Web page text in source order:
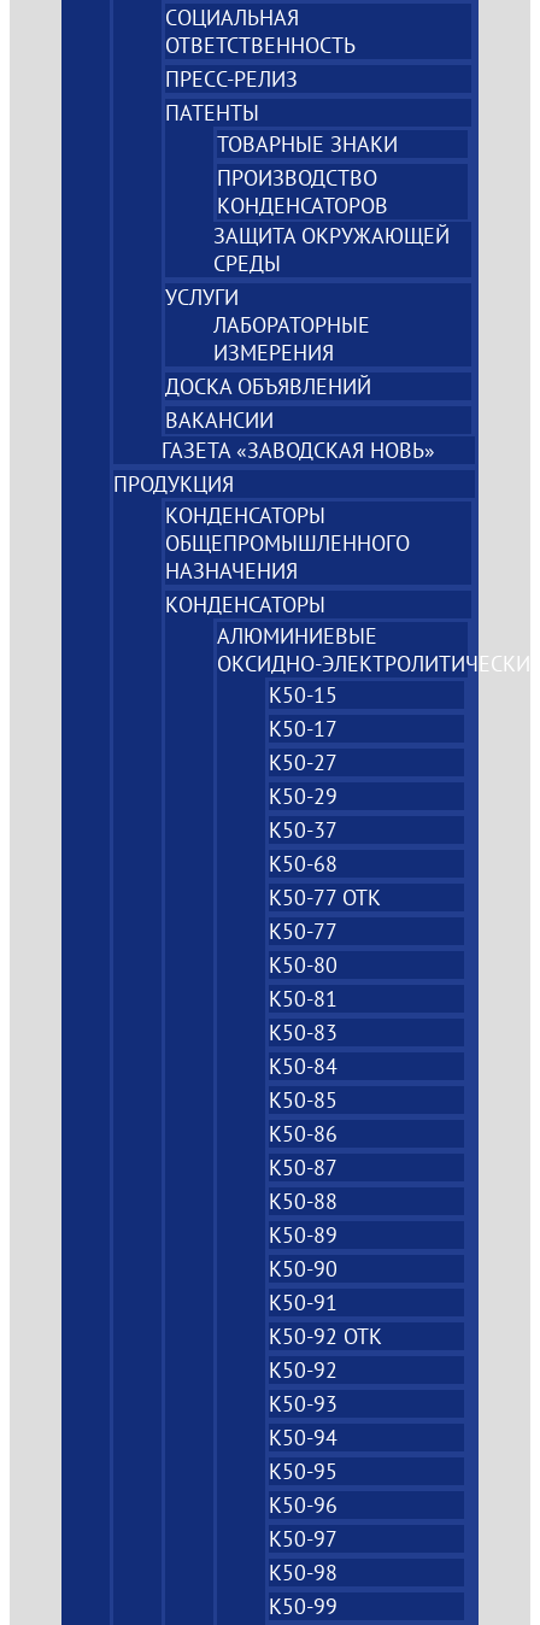
СОЦИАЛЬНАЯ
ОТВЕТСТВЕННОСТЬ
ПРЕСС-РЕЛИЗ
ПАТЕНТЫ
ТОВАРНЫЕ ЗНАКИ
ПРОИЗВОДСТВО
КОНДЕНСАТОРОВ
ЗАЩИТА ОКРУЖАЮЩЕЙ
СРЕДЫ
УСЛУГИ
ЛАБОРАТОРНЫЕ
ИЗМЕРЕНИЯ
ДОСКА ОБЪЯВЛЕНИЙ
ВАКАНСИИ
ГАЗЕТА «ЗАВОДСКАЯ НОВЬ»
ПРОДУКЦИЯ
КОНДЕНСАТОРЫ
ОБЩЕПРОМЫШЛЕННОГО
НАЗНАЧЕНИЯ
КОНДЕНСАТОРЫ
АЛЮМИНИЕВЫЕ
К50-15
К50-17
К50-27
К50-29
К50-37
К50-68
К50-77 ОТК
К50-77
К50-80
К50-81
К50-83
К50-84
К50-85
К50-86
К50-87
К50-88
К50-89
К50-90
К50-91
К50-92 ОТК
К50-92
К50-93
К50-94
К50-95
К50-96
К50-97
К50-98
К50-99